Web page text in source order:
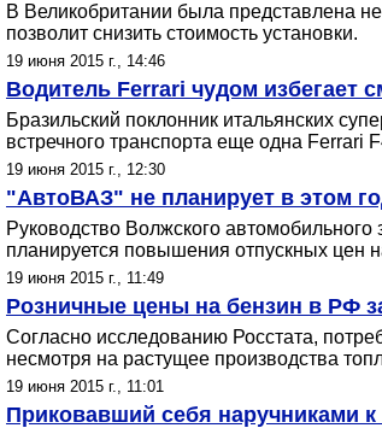
В Великобритании была представлена
позволит снизить стоимость установки.
19 июня 2015 г., 14:46
Водитель Ferrari чудом избегает
Бразильский поклонник итальянских
встречного транспорта еще одна Ferrari
19 июня 2015 г., 12:30
"АвтоВАЗ" не планирует в этом
Руководство Волжского
планируется повышения отпускных цен
19 июня 2015 г., 11:49
Розничные цены на бензин в РФ
Согласно исследованию Росстата,
несмотря на растущее производства
19 июня 2015 г., 11:01
Приковавший себя наручниками